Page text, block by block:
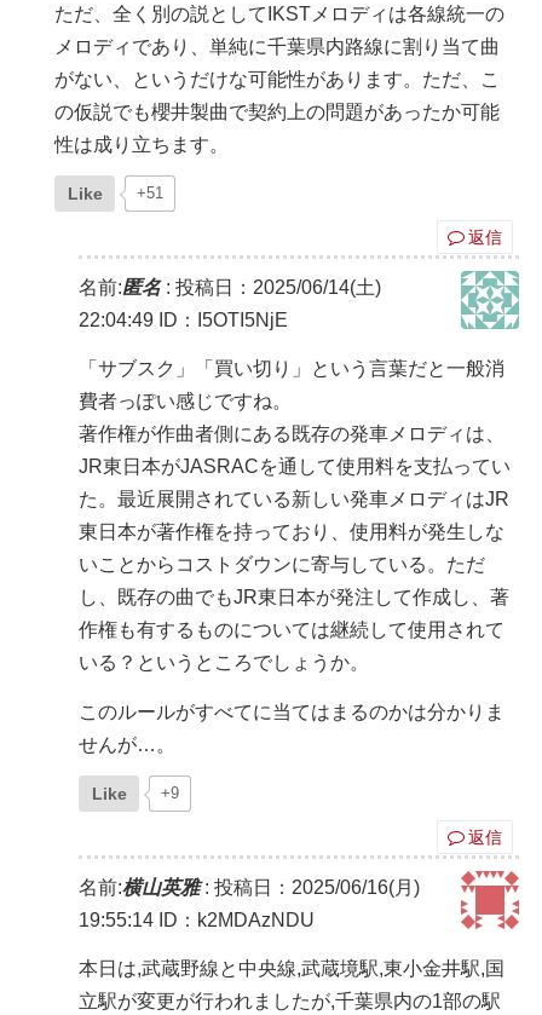
ただ、全く別の説としてIKSTメロディは各線統一の
メロディであり、単純に千葉県内路線に割り当て曲
がない、というだけな可能性があります。ただ、こ
の仮説でも櫻井製曲で契約上の問題があったか可能
性は成り立ちます。
Like +51
返信
名前:匿名: 投稿日：2025/06/14(土)
22:04:49 ID：I5OTI5NjE
「サブスク」「買い切り」という言葉だと一般消
費者っぽい感じですね。
著作権が作曲者側にある既存の発車メロディは、
JR東日本がJASRACを通して使用料を支払ってい
た。最近展開されている新しい発車メロディはJR
東日本が著作権を持っており、使用料が発生しな
いことからコストダウンに寄与している。ただ
し、既存の曲でもJR東日本が発注して作成し、著
作権も有するものについては継続して使用されて
いる？というところでしょうか。
このルールがすべてに当てはまるのかは分かりま
せんが…。
Like +9
返信
名前:横山英雅: 投稿日：2025/06/16(月)
19:55:14 ID：k2MDAzNDU
本日は,武蔵野線と中央線,武蔵境駅,東小金井駅,国
立駅が変更が行われましたが,千葉県内の1部の駅